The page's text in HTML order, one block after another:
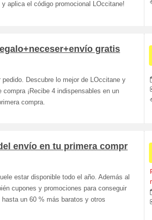
aplica el código promocional LOccitane!
gratis
Descubre lo mejor de LOccitane y
compra ¡Recibe 4 indispensables en un
compra.
envío en tu primera compr
estar disponible todo el año. Además al
cupones y promociones para conseguir
un 60 % más baratos y otros